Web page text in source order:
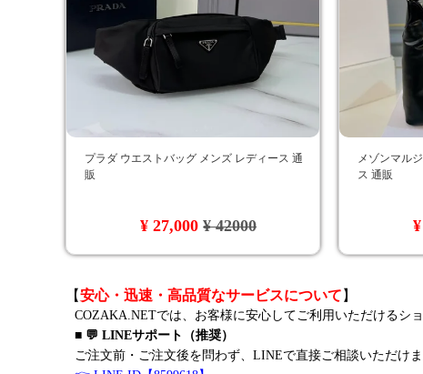
プラダ ウエストバッグ メンズ レディース 通
販
¥ 27,000¥ 42000
メゾンマル
ス 通販
【安心・迅速・高品質なサービスについて 】
COZAKA.NETでは、お客様に安心してご利用いただけるシ
■ 💬 LINEサポート（推奨）
ご注文前・ご注文後を問わず、LINEで直接ご相談いただけ